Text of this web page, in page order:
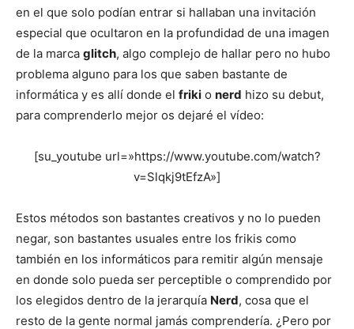
en el que solo podían entrar si hallaban una invitación
especial que ocultaron en la profundidad de una imagen
de la marca glitch, algo complejo de hallar pero no hubo
problema alguno para los que saben bastante de
informática y es allí donde el friki o nerd hizo su debut,
para comprenderlo mejor os dejaré el vídeo:
[su_youtube url=»https://www.youtube.com/watch?
v=Slqkj9tEfzA»]
Estos métodos son bastantes creativos y no lo pueden
negar, son bastantes usuales entre los frikis como
también en los informáticos para remitir algún mensaje
en donde solo pueda ser perceptible o comprendido por
los elegidos dentro de la jerarquía Nerd, cosa que el
resto de la gente normal jamás comprendería. ¿Pero por